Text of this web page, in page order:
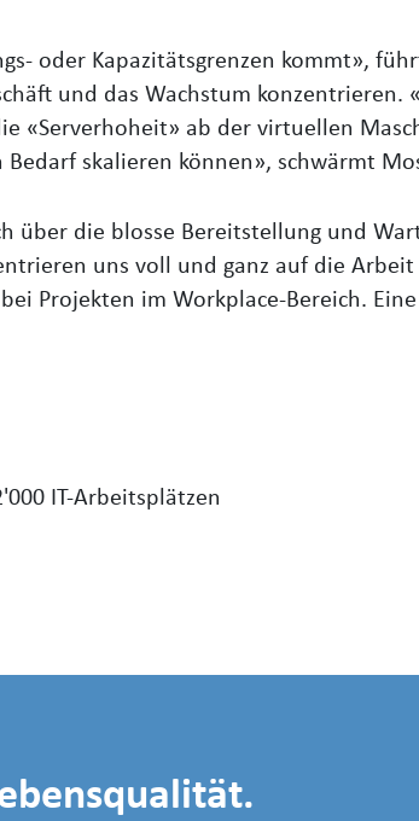
oder Kapazitätsgrenzen kommt»,
und das Wachstum
«Serverhoheit» ab der virtuellen
skalieren können», schwärmt
über die blosse Bereitstellung und
uns voll und ganz auf die
Projekten im Workplace-Bereich.
IT-Arbeitsplätzen